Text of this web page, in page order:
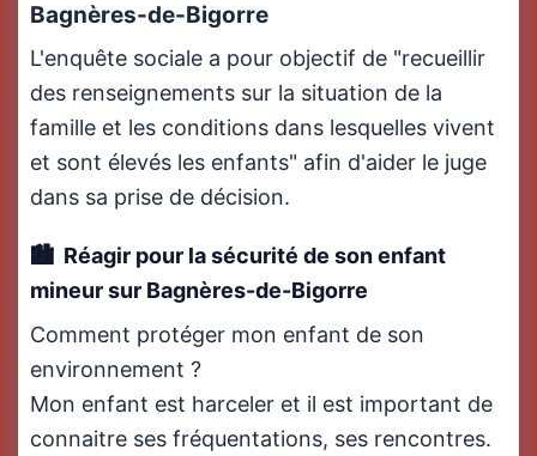
Bagnères-de-Bigorre
L'enquête sociale a pour objectif de "recueillir
des renseignements sur la situation de la
famille et les conditions dans lesquelles vivent
et sont élevés les enfants" afin d'aider le juge
dans sa prise de décision.
Réagir pour la sécurité de son enfant
mineur sur Bagnères-de-Bigorre
Comment protéger mon enfant de son
environnement ?
Mon enfant est harceler et il est important de
connaitre ses fréquentations, ses rencontres.